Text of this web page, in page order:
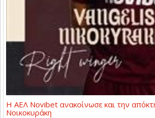
Η ΑΕΛ Novibet ανακοίνωσε και την
Νοικοκυράκη